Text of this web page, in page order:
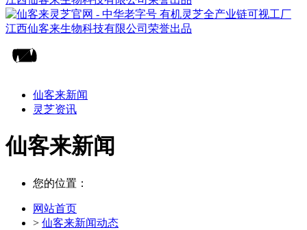
仙客来新闻
灵芝资讯
仙客来新闻
您的位置：
网站首页
> 仙客来新闻动态